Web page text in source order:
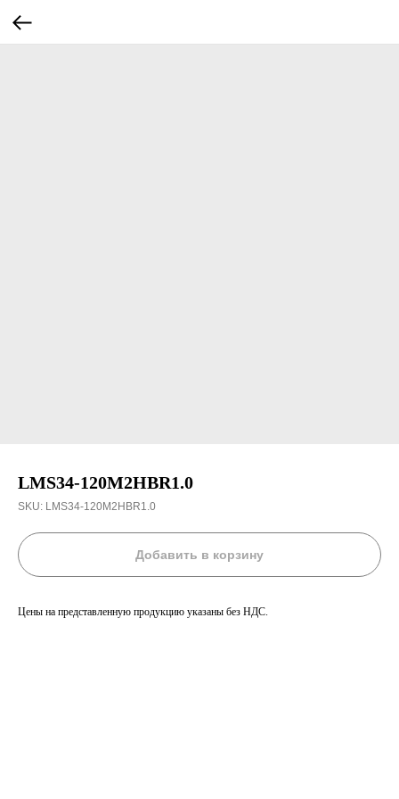
LMS34-120M2HBR1.0
SKU: LMS34-120M2HBR1.0
Добавить в корзину
Цены на представленную продукцию указаны без НДС.